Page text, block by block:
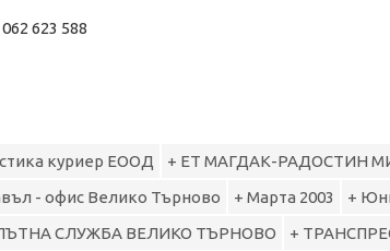
623 588
куриер ЕООД + ЕТ МАГДАК-РАДОСТИН
- офис Велико Търново
+ Марта 2003 +
СЛУЖБА ВЕЛИКО ТЪРНОВО
+